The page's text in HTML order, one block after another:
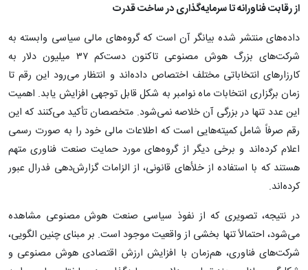
از رقابت فناورانه تا سرمایه‌گذاری در ساخت قدرت
داده‌های منتشر شده بیانگر آن است که گروه‌های مالی سیاسی وابسته به
شرکت‌های بزرگ هوش مصنوعی تاکنون دست‌کم ۳۷ میلیون دلار به
کارزارهای انتخاباتی مختلف اختصاص داده‌اند و انتظار می‌رود این رقم تا
زمان برگزاری انتخابات ماه نوامبر به شکل قابل توجهی افزایش یابد. اهمیت
این عدد تنها در بزرگی آن خلاصه نمی‌شود. متخصصان تأکید می‌کنند که این
رقم صرفاً شامل کمیته‌هایی است که اطلاعات مالی خود را به صورت رسمی
اعلام کرده‌اند و برخی دیگر از گروه‌های مورد حمایت صنعت فناوری متهم
هستند که با استفاده از خلأهای قانونی، از الزامات گزارش‌دهی فدرال عبور
کرده‌اند.
در نتیجه، تصویری که از نفوذ سیاسی صنعت هوش مصنوعی مشاهده
می‌شود، احتمالاً تنها بخشی از واقعیت موجود است. بر مبنای چنین الگویی،
شرکت‌های فناوری، هم‌زمان با افزایش ارزش اقتصادی هوش مصنوعی و